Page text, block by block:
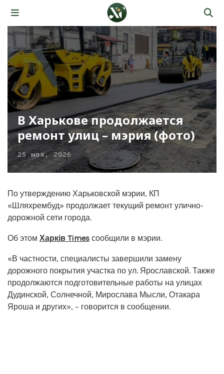
В Харькове продолжается
ремонт улиц – мэрия (фото)
25 мая, 2026
По утверждению Харьковской мэрии, КП
«Шляхрембуд» продолжает текущий ремонт улично-
дорожной сети города.
Об этом Харків Times сообщили в мэрии.
«В частности, специалисты завершили замену
дорожного покрытия участка по ул. Ярославской. Также
продолжаются подготовительные работы на улицах
Дудинской, Солнечной, Мирослава Мысли, Отакара
Яроша и других», – говорится в сообщении.